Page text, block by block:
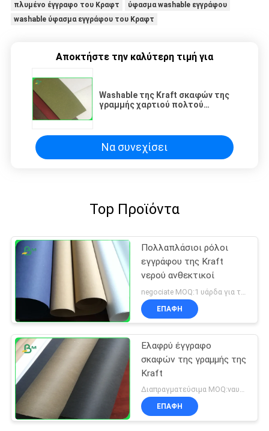
πλυμένο έγγραφο του Κραφτ
ύφασμα washable εγγράφου
washable ύφασμα εγγράφου του Κραφτ
Αποκτήστε την καλύτερη τιμή για
Washable της Kraft σκαφών της
γραμμής χαρτιού πολτού
υφάσματος υλικός
Να συνεχίσει
Top Προϊόντα
Πολλαπλάσιοι ρόλοι
εγγράφου της Kraft
νερού ανθεκτικοί
ΕΠΑΦΉ
Ελαφρύ έγγραφο
σκαφών της γραμμής της
Kraft
Διαπραγματεύσιμα MOQ:ναυπηγείο 110
ΕΠΑΦΉ